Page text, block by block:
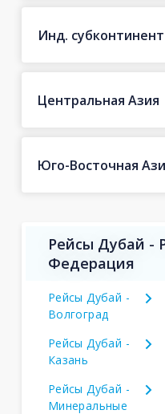
Инд. субконтинент
Центральная Азия
Юго-Восточная
Рейсы Дубай -
Федерация
Рейсы Дубай -
Волгоград
Рейсы Дубай -
Казань
Рейсы Дубай -
Минеральные